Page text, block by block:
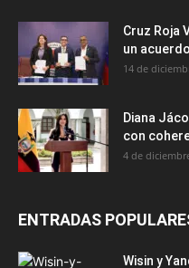
Cruz Roja
un
14 de
Diana
con
4 de
ENTRADAS
Wisin y